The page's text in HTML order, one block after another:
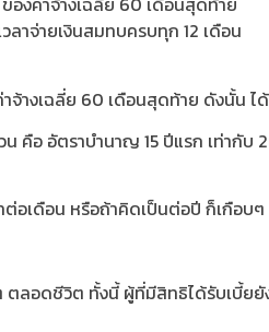
ลาจ่ายเงินสมทบครบทุก 12 เดือน
างเฉลี่ย 60 เดือนสุดท้าย ดังนั้น
อ อัตราบำนาญ 15 ปีแรก เท่ากับ
ต่อเดือน หรือถ้าคิดเป็นต่อปี ก็เกือบ
ตลอดชีวิต ทั้งนี้ ผู้ที่มีสิทธิได้รับเบี้